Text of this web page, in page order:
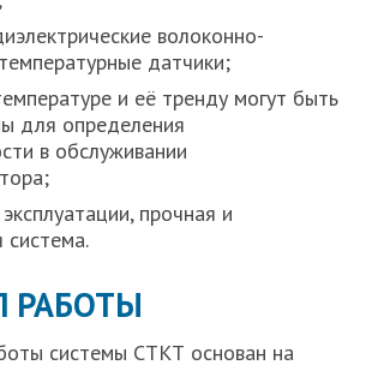
волоконно-
датчики;
и её тренду могут быть
для определения
в обслуживании
прочная и
система.
РАБОТЫ
системы СТКТ основан на